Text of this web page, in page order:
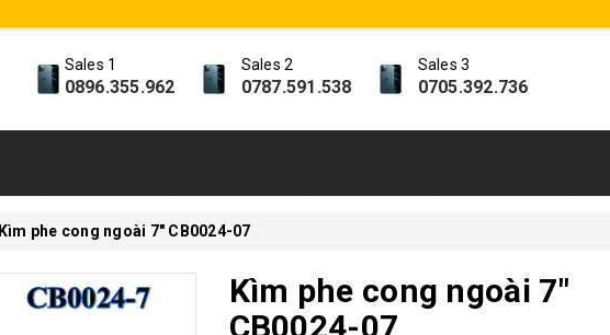
Sales 1
0896.355.962
Sales 2
0787.591.538
Sales 3
0705.392.736
Kìm phe cong ngoài 7" CB0024-07
Kìm phe cong ngoài 7"
CB0024-07